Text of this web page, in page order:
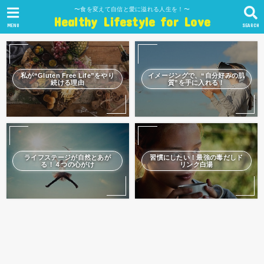
〜食を変えて自信と愛に溢れる人生を！〜
Healthy Lifestyle for Love SEARCH
MENU
私が“Gluten Free Life”をやり
続ける理由
イメージングで、“自分好みの肌
質”を手に入れる！
ライフステージが自然とあが
る！４つの心がけ
習慣にしたい！最強の毒だしド
リンク白湯